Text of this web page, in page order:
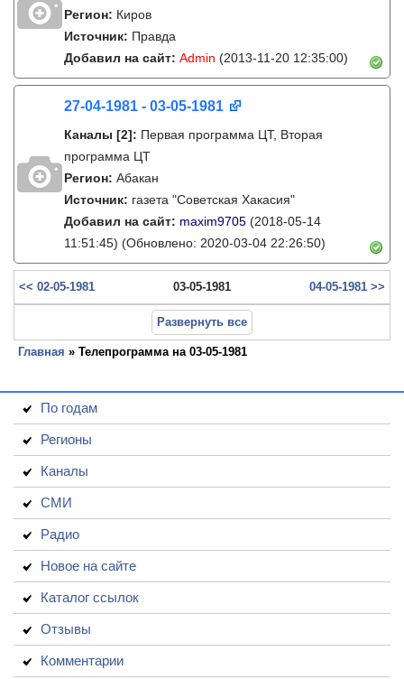
Регион: Киров
Источник: Правда
Добавил на сайт: Admin (2013-11-20 12:35:00)
27-04-1981 - 03-05-1981
Каналы [2]: Первая программа ЦТ, Вторая
программа ЦТ
Регион: Абакан
Источник: газета "Советская Хакасия"
Добавил на сайт: maxim9705 (2018-05-14
11:51:45) (Обновлено: 2020-03-04 22:26:50)
<< 02-05-1981 03-05-1981 04-05-1981 >>
Развернуть все
Главная » Телепрограмма на 03-05-1981
По годам
Регионы
Каналы
СМИ
Радио
Новое на сайте
Каталог ссылок
Отзывы
Комментарии